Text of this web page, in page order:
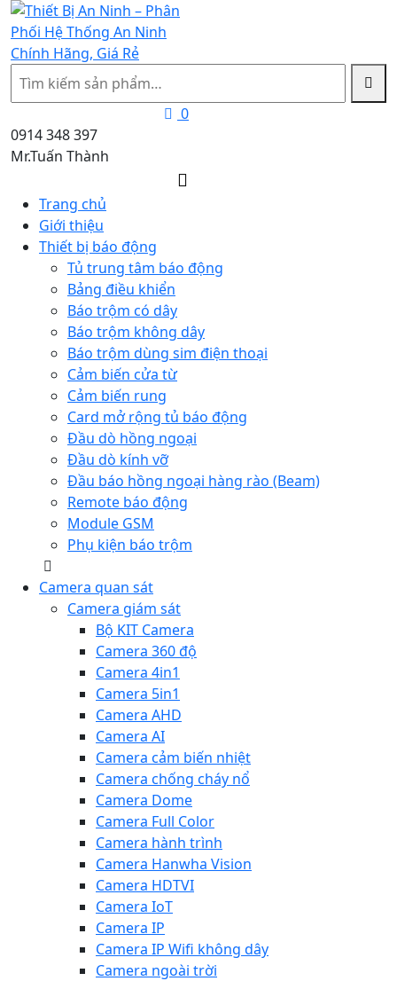
Tìm
kiếm
0
0914 348 397
Mr.Tuấn Thành
Trang chủ
Giới thiệu
Thiết bị báo động
Tủ trung tâm báo động
Bảng điều khiển
Báo trộm có dây
Báo trộm không dây
Báo trộm dùng sim điện thoại
Cảm biến cửa từ
Cảm biến rung
Card mở rộng tủ báo động
Đầu dò hồng ngoại
Đầu dò kính vỡ
Đầu báo hồng ngoại hàng rào (Beam)
Remote báo động
Module GSM
Phụ kiện báo trộm
Camera quan sát
Camera giám sát
Bộ KIT Camera
Camera 360 độ
Camera 4in1
Camera 5in1
Camera AHD
Camera AI
Camera cảm biến nhiệt
Camera chống cháy nổ
Camera Dome
Camera Full Color
Camera hành trình
Camera Hanwha Vision
Camera HDTVI
Camera IoT
Camera IP
Camera IP Wifi không dây
Camera ngoài trời